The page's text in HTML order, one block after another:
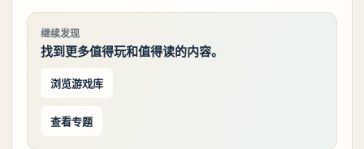
继续发现
找到更多值得玩和值得读的内容。
浏览游戏库
查看专题